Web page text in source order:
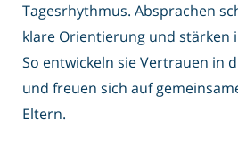
Tagesrhythmus. Absprachen
klare Orientierung und stärken
So entwickeln sie Vertrauen in
und freuen sich auf
Eltern.